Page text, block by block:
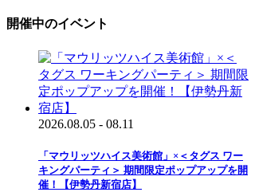
開催中のイベント
2026.08.05 - 08.11
「マウリッツハイス美術館」×＜タグス ワー
キングパーティ＞ 期間限定ポップアップを開
催！【伊勢丹新宿店】